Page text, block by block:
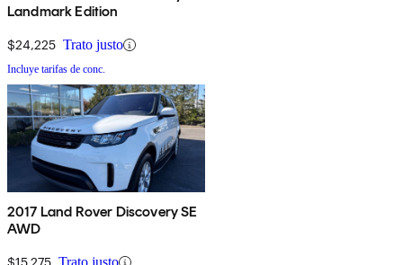
Landmark Edition
$24,225 Trato justo
Incluye tarifas de conc.
2017 Land Rover Discovery SE
AWD